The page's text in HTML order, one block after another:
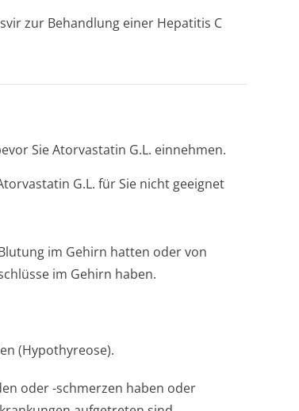
zur Behandlung einer Hepatitis C
Sie Atorvastatin G.L. einnehmen.
G.L. für Sie nicht geeignet
im Gehirn hatten oder von
im Gehirn haben.
(Hypothyreose).
oder -schmerzen haben oder